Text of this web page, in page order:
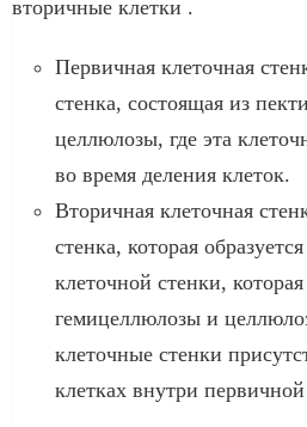
вторичные клетки .
Первичная клеточная
стенка, состоящая из
целлюлозы, где эта
во время деления клеток.
Вторичная клеточная
стенка, которая
клеточной стенки,
гемицеллюлозы и
клеточные стенки
клетках внутри